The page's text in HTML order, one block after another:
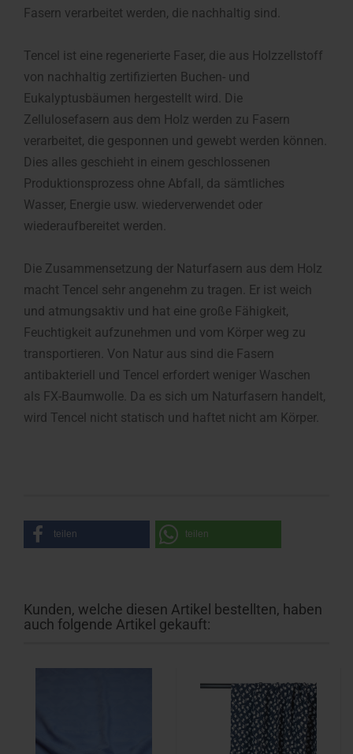
Fasern verarbeitet werden, die nachhaltig sind.
Tencel ist eine regenerierte Faser, die aus Holzzellstoff
von nachhaltig zertifizierten Buchen- und
Eukalyptusbäumen hergestellt wird. Die
Zellulosefasern aus dem Holz werden zu Fasern
verarbeitet, die gesponnen und gewebt werden können.
Dies alles geschieht in einem geschlossenen
Produktionsprozess ohne Abfall, da sämtliches
Wasser, Energie usw. wiederverwendet oder
wiederaufbereitet werden.
Die Zusammensetzung der Naturfasern aus dem Holz
macht Tencel sehr angenehm zu tragen. Er ist weich
und atmungsaktiv und hat eine große Fähigkeit,
Feuchtigkeit aufzunehmen und vom Körper weg zu
transportieren. Von Natur aus sind die Fasern
antibakteriell und Tencel erfordert weniger Waschen
als FX-Baumwolle. Da es sich um Naturfasern handelt,
wird Tencel nicht statisch und haftet nicht am Körper.
teilen teilen
Kunden, welche diesen Artikel bestellten, haben
auch folgende Artikel gekauft: